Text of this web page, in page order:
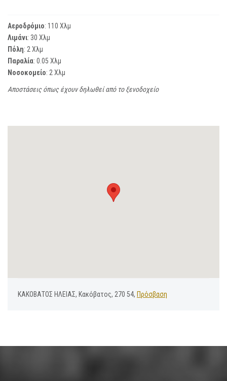
Αεροδρόμιο: 110 Χλμ
Λιμάνι: 30 Χλμ
Πόλη: 2 Χλμ
Παραλία: 0.05 Χλμ
Νοσοκομείο: 2 Χλμ
Αποστάσεις όπως έχουν δηλωθεί από το ξενοδοχείο
ΚΑΚΟΒΑΤΟΣ ΗΛΕΙΑΣ, Κακόβατος, 270 54, Πρόσβαση